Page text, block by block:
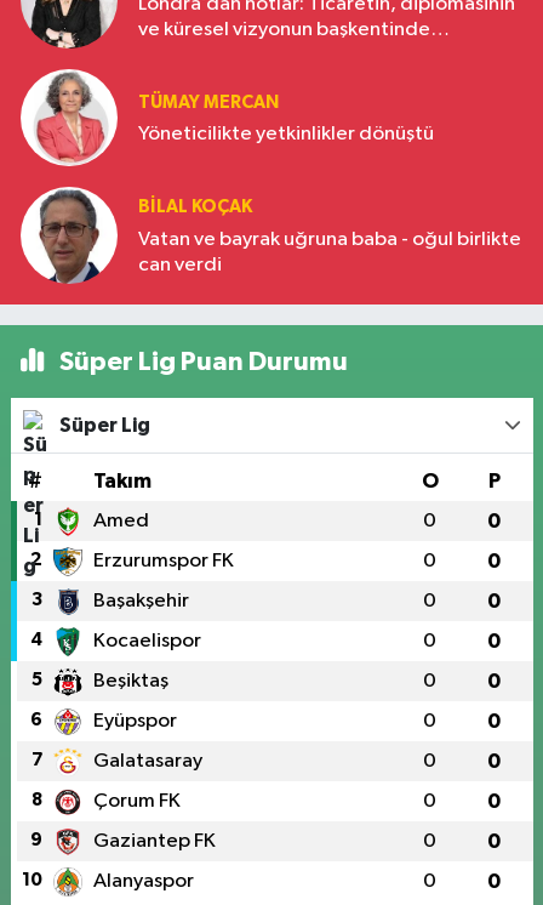
ve küresel vizyonun başkentinde
TÜMAY MERCAN
Yöneticilikte yetkinlikler dönüştü
BILAL KOÇAK
Vatan ve bayrak uğruna baba - oğul birlikte
can verdi
Süper Lig Puan Durumu
Süper Lig
# Takım O P
1 Amed 0 0
2 Erzurumspor FK 0 0
3 Başakşehir 0 0
4 Kocaelispor 0 0
5 Beşiktaş 0 0
6 Eyüpspor 0 0
7 Galatasaray 0 0
8 Çorum FK 0 0
9 Gaziantep FK 0 0
10 Alanyaspor 0 0